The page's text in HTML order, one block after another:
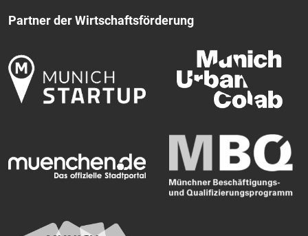
Partner der Wirtschaftsförderung